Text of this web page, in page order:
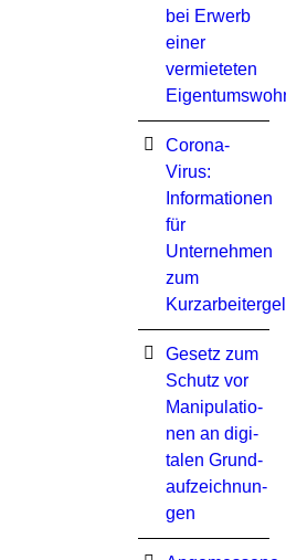
bei Erwerb
einer
vermieteten
Corona-
Virus:
Informationen
für
Unternehmen
zum
Ge­setz zum
Schutz vor
Ma­ni­pu­la­tio­
nen an di­gi­
ta­len Grund­
auf­zeich­nun­
gen